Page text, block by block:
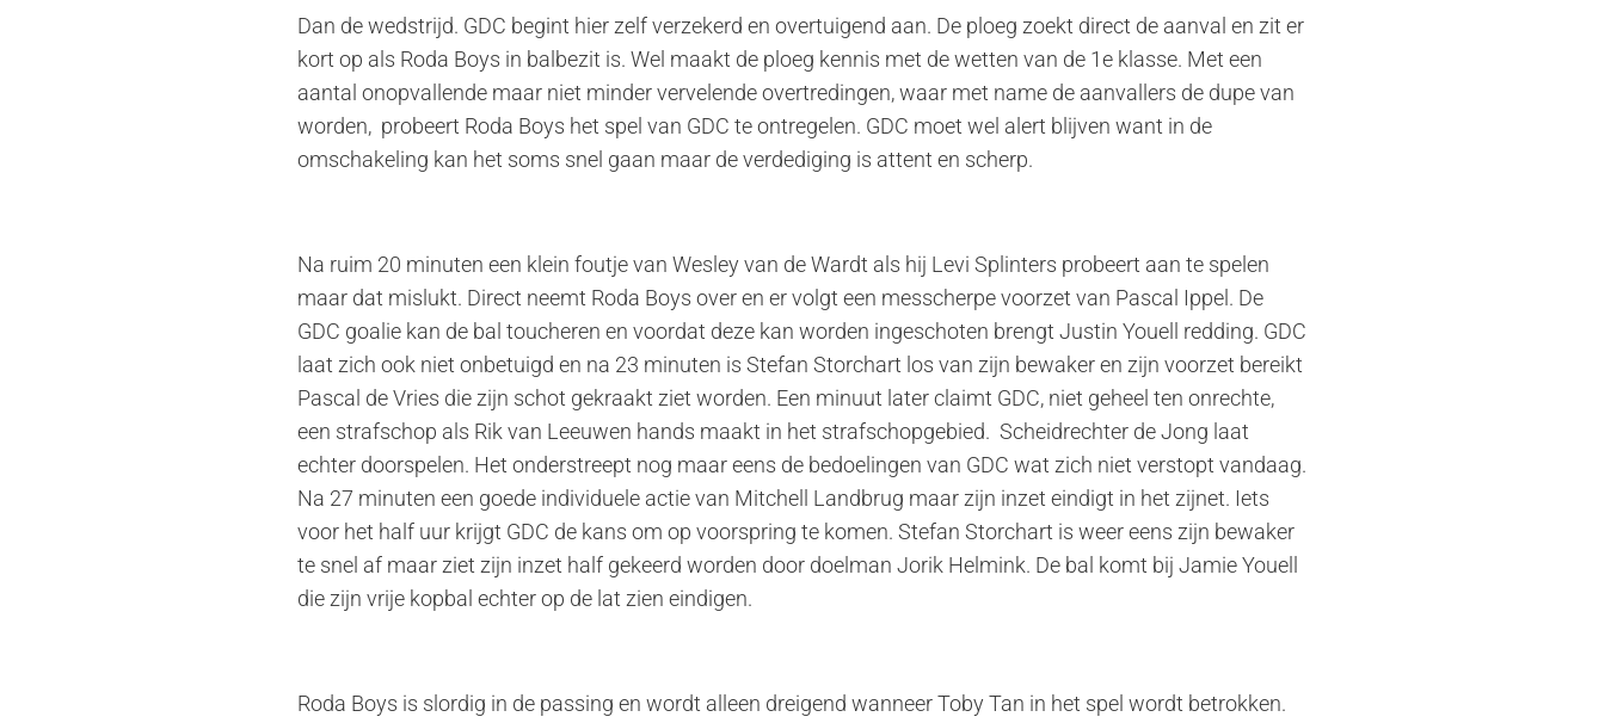
Dan de wedstrijd. GDC begint hier zelf verzekerd en overtuigend aan. De ploeg zoekt direct de aanval en zit er
kort op als Roda Boys in balbezit is. Wel maakt de ploeg kennis met de wetten van de 1e klasse. Met een
aantal onopvallende maar niet minder vervelende overtredingen, waar met name de aanvallers de dupe van
worden, probeert Roda Boys het spel van GDC te ontregelen. GDC moet wel alert blijven want in de
omschakeling kan het soms snel gaan maar de verdediging is attent en scherp.
Na ruim 20 minuten een klein foutje van Wesley van de Wardt als hij Levi Splinters probeert aan te spelen
maar dat mislukt. Direct neemt Roda Boys over en er volgt een messcherpe voorzet van Pascal Ippel. De
GDC goalie kan de bal toucheren en voordat deze kan worden ingeschoten brengt Justin Youell redding. GDC
laat zich ook niet onbetuigd en na 23 minuten is Stefan Storchart los van zijn bewaker en zijn voorzet bereikt
Pascal de Vries die zijn schot gekraakt ziet worden. Een minuut later claimt GDC, niet geheel ten onrechte,
een strafschop als Rik van Leeuwen hands maakt in het strafschopgebied. Scheidrechter de Jong laat
echter doorspelen. Het onderstreept nog maar eens de bedoelingen van GDC wat zich niet verstopt vandaag.
Na 27 minuten een goede individuele actie van Mitchell Landbrug maar zijn inzet eindigt in het zijnet. Iets
voor het half uur krijgt GDC de kans om op voorspring te komen. Stefan Storchart is weer eens zijn bewaker
te snel af maar ziet zijn inzet half gekeerd worden door doelman Jorik Helmink. De bal komt bij Jamie Youell
die zijn vrije kopbal echter op de lat zien eindigen.
Roda Boys is slordig in de passing en wordt alleen dreigend wanneer Toby Tan in het spel wordt betrokken.